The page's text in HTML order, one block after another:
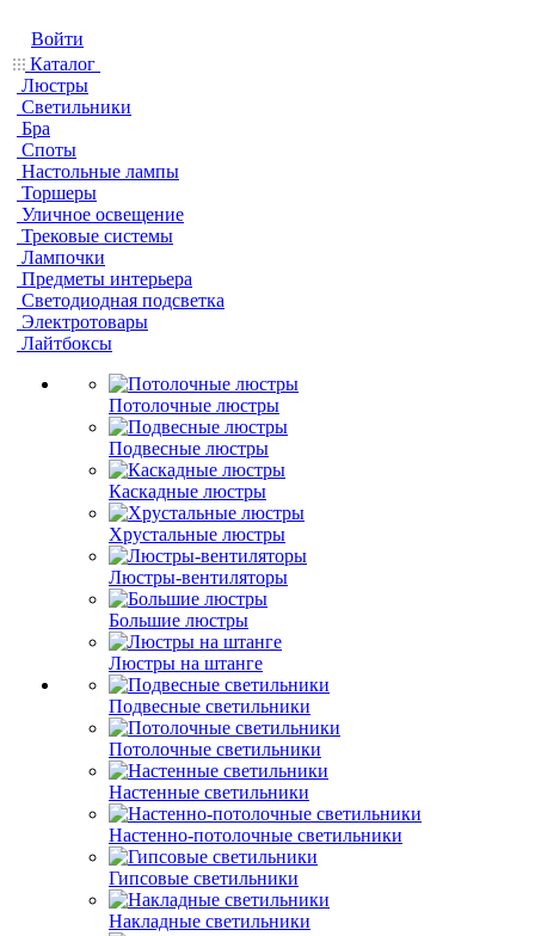
Войти
Каталог
Люстры
Светильники
Бра
Споты
Настольные лампы
Торшеры
Уличное освещение
Трековые системы
Лампочки
Предметы интерьера
Светодиодная подсветка
Электротовары
Лайтбоксы
Потолочные люстры
Подвесные люстры
Каскадные люстры
Хрустальные люстры
Люстры-вентиляторы
Большие люстры
Люстры на штанге
Подвесные светильники
Потолочные светильники
Настенные светильники
Настенно-потолочные светильники
Гипсовые светильники
Накладные светильники